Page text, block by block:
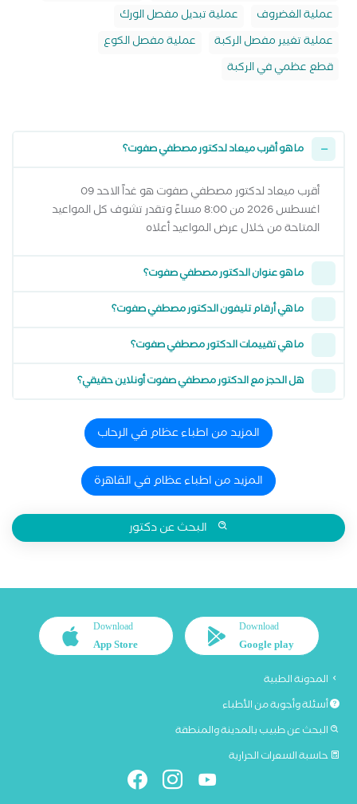
عملية الغضروف
عملية تبديل مفصل الورك
عملية تغيير مفصل الركبة
عملية مفصل الكوع
قطع عظمي في الركبة
ما هو أقرب ميعاد لدكتور مصطفي صفوت؟
أقرب ميعاد لدكتور مصطفي صفوت هو غداً الاحد 09
اغسطس 2026 من 8:00 مساءً وتقدر تشوف كل المواعيد
المتاحة من خلال عرض المواعيد أعلاه
ما هو عنوان الدكتور مصطفي صفوت؟
ما هي أرقام تليفون الدكتور مصطفي صفوت؟
ما هي تقييمات الدكتور مصطفي صفوت؟
هل الحجز مع الدكتور مصطفي صفوت أونلاين حقيقي؟
المزيد من اطباء عظام في الرحاب
المزيد من اطباء عظام في القاهرة
البحث عن دكتور
Download
Google play
Download
App Store
المدونة الطبية
أسئلة وأجوبة من الأطباء
البحث عن طبيب بالمدينة والمنطقة
حاسبة السعرات الحرارية